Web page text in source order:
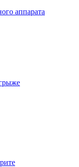
аппарата